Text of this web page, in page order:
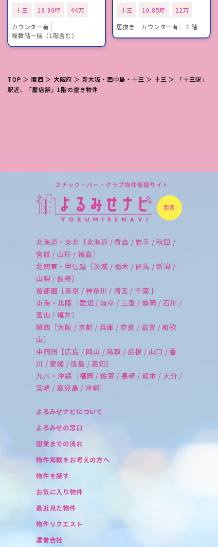
十三 18.90坪
44万
カウンター有
複数階一括（1階含む）
十三 10.85坪
22万
居抜き
カウンター有 １階
TOP ＞ 関西 ＞ 大阪府 ＞ 新大阪・西中島・十三 ＞ 十三 ＞ 「十三駅」
駅近、「慶店舗」1階の空き物件
北海道・東北［北海道 / 青森 / 岩手 / 秋田 /
宮城 / 山形 / 福島］
北関東・甲信越［茨城 / 栃木 / 群馬 / 新潟 /
山梨 / 長野］
首都圏［東京 / 神奈川 / 埼玉 / 千葉 ］
東海・北陸［愛知 / 岐阜 / 三重 / 静岡 / 石川 /
富山 / 福井］
関西［大阪 / 京都 / 兵庫 / 奈良 / 滋賀 / 和歌
山］
中四国［広島 / 岡山 / 鳥取 / 島根 / 山口 / 香
川 / 愛媛 / 徳島 / 高知］
九州・沖縄［福岡 / 佐賀 / 長崎 / 熊本 / 大分 /
宮崎 / 鹿児島 / 沖縄］
よるみせナビについて
よるみせの窓口
開業までの流れ
物件掲載をお考えの方へ
物件を探す
お気に入り物件
最近見た物件
物件リクエスト
運営会社